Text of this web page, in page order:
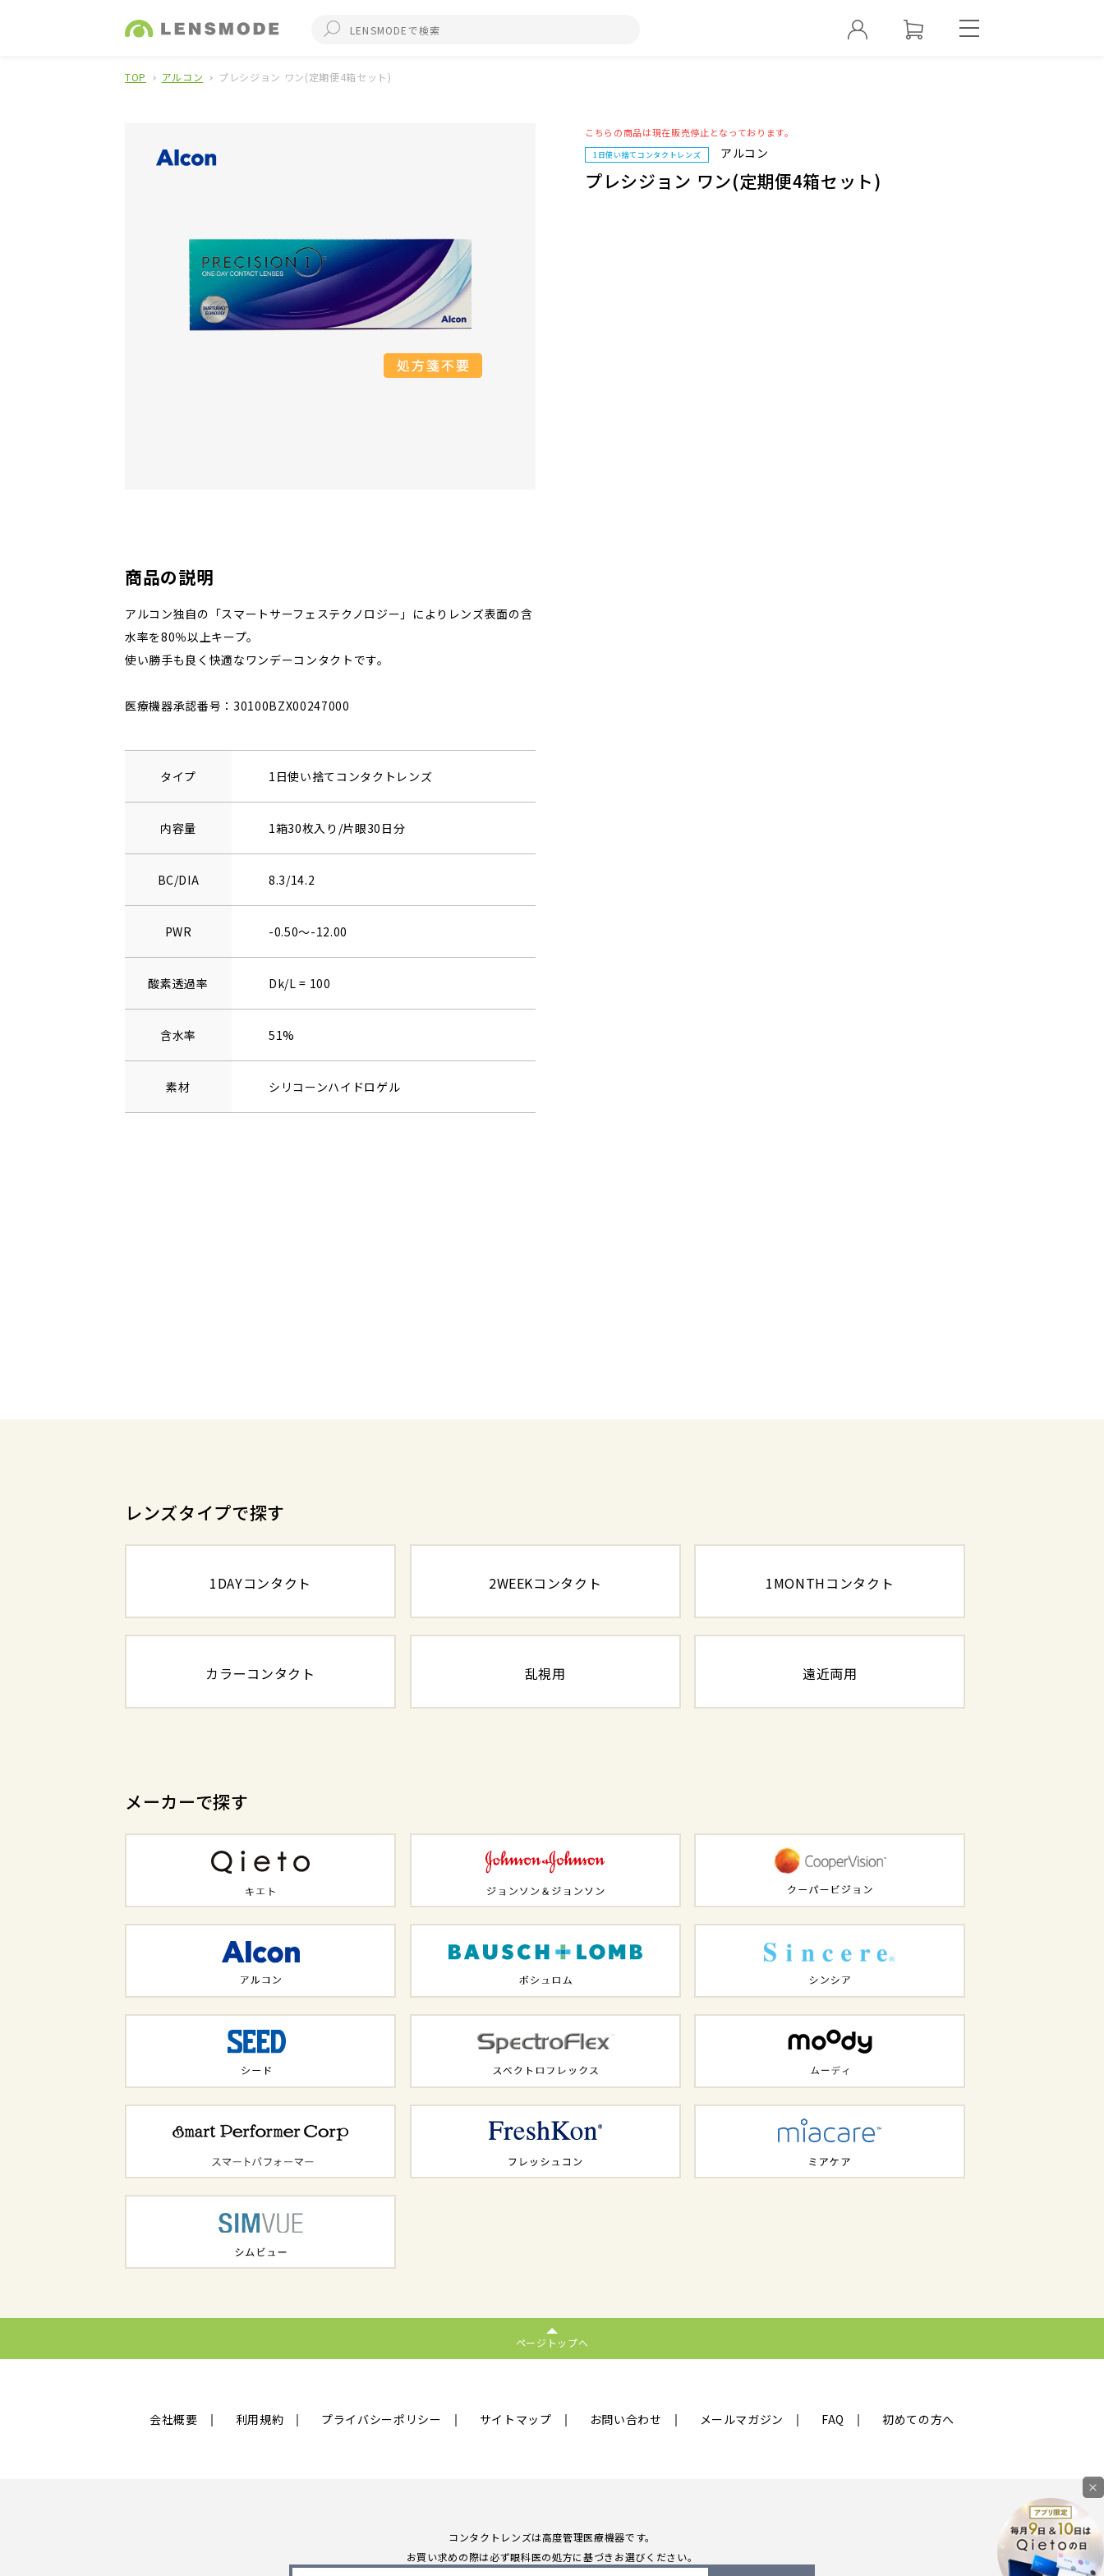
TOP アルコン プレシジョン ワン(定期便4箱セット)
商品の説明
アルコン独自の「スマートサーフェステクノロジー」によりレンズ表面の含
水率を80％以上キープ。
使い勝手も良く快適なワンデーコンタクトです。
医療機器承認番号：30100BZX00247000
タイプ 1日使い捨てコンタクトレンズ
内容量 1箱30枚入り/片眼30日分
BC/DIA 8.3/14.2
PWR -0.50～-12.00
酸素透過率 Dk/L = 100
含水率 51%
素材 シリコーンハイドロゲル
こちらの商品は現在販売停止となっております。
1日使い捨てコンタクトレンズ アルコン
プレシジョン ワン(定期便4箱セット)
レンズタイプで探す
1DAYコンタクト 2WEEKコンタクト 1MONTHコンタクト
カラーコンタクト 乱視用 遠近両用
メーカーで探す
ページトップへ
会社概要 利用規約 プライバシーポリシー サイトマップ お問い合わせ メールマガジン FAQ 初めての方へ
コンタクトレンズは高度管理医療機器です。
お買い求めの際は必ず眼科医の処方に基づきお選びください。
×